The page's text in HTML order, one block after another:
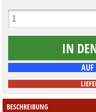
BESCHREIBUNG